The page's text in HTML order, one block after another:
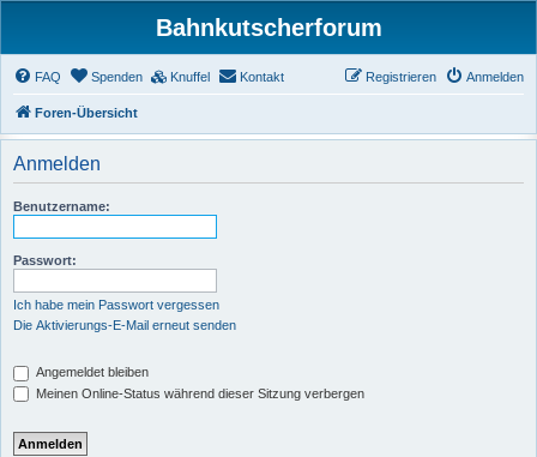
Bahnkutscherforum
FAQ Spenden Knuffel Kontakt Anmelden
Registrieren
Foren-Übersicht
Anmelden
Benutzername:
Passwort:
Ich habe mein Passwort vergessen
Die Aktivierungs-E-Mail erneut senden
Angemeldet bleiben
Meinen Online-Status während dieser Sitzung verbergen